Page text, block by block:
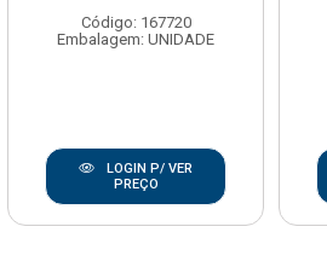
Código: 167720
Embalagem: UNIDADE
LOGIN P/ VER
PREÇO